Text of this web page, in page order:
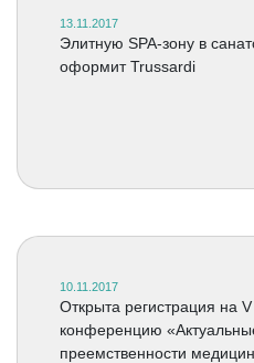
13.11.2017
Элитную SPA-зону в
оформит Trussardi
10.11.2017
Открыта регистрация на
конференцию
преемственности